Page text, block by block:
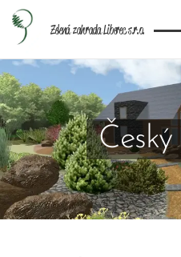
Zelená zahrada Liberec s.r.o.